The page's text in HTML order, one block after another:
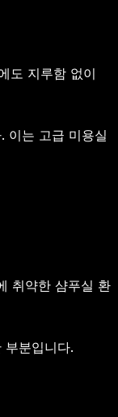
도 지루함 없이
이는 고급 미용실
취약한 샴푸실 환
분입니다.